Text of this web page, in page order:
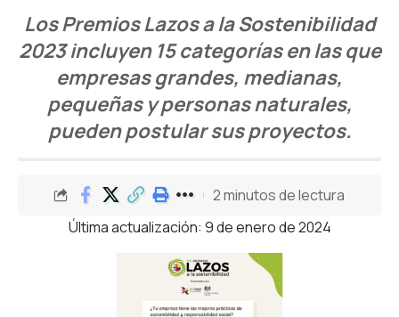
Los Premios Lazos a la Sostenibilidad
2023 incluyen 15 categorías en las que
empresas grandes, medianas,
pequeñas y personas naturales,
pueden postular sus proyectos.
Última actualización: 9 de enero de 2024
2 minutos de lectura